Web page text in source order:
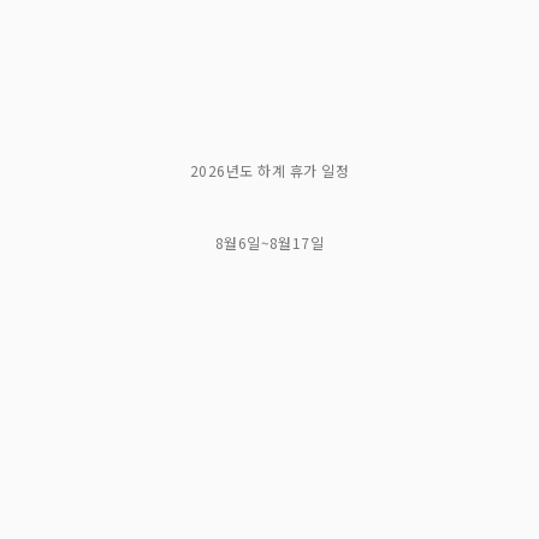
2026년도 하계 휴가 일정
8월6일~8월17일